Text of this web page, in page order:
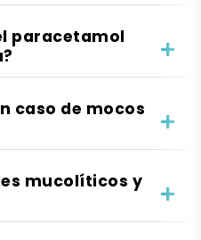
paracetamol
caso de mocos
mucolíticos y